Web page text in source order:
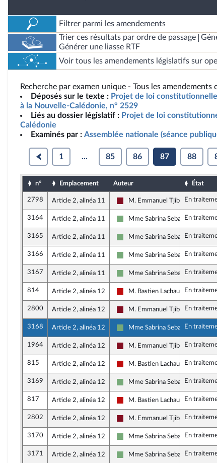
Filtrer parmi les amendements
Trier ces résultats par ordre de passage
Générer une liasse RTF
Voir tous les amendements législatifs sur
Recherche par examen unique - Tous les amendements
Déposés sur le texte : Projet de loi
à la Nouvelle-Calédonie, n° 2529
Liés au dossier législatif : Projet de loi
Calédonie
Examinés par : Assemblée nationale (séance
1 ... 85 86 87 88
n° Emplacement Auteur État
2798 Article 2, alinéa 11
Gauche Démocrate et
M. Emmanuel TjibaouEn
3164 Article 2, alinéa 11
Écologiste et Social
Mme Sabrina SebaihiEn
3165 Article 2, alinéa 11
Écologiste et Social
Mme Sabrina SebaihiEn
3166 Article 2, alinéa 11
Écologiste et Social
Mme Sabrina SebaihiEn
3167 Article 2, alinéa 11
Écologiste et Social
Mme Sabrina SebaihiEn
814 Article 2, alinéa 12
La France insoumise - Nouveau
M. Bastien Lachaud En
2800 Article 2, alinéa 12
Gauche Démocrate et
M. Emmanuel TjibaouEn
3168 Article 2, alinéa 12
Écologiste et Social
Mme Sabrina SebaihiEn
1964 Article 2, alinéa 12
Gauche Démocrate et
M. Emmanuel TjibaouEn
815 Article 2, alinéa 12
La France insoumise - Nouveau
M. Bastien Lachaud En
3169 Article 2, alinéa 12
Écologiste et Social
Mme Sabrina SebaihiEn
817 Article 2, alinéa 12
La France insoumise - Nouveau
M. Bastien Lachaud En
2802 Article 2, alinéa 12
Gauche Démocrate et
M. Emmanuel TjibaouEn
3170 Article 2, alinéa 12
Écologiste et Social
Mme Sabrina SebaihiEn
3171 Article 2, alinéa 12
Écologiste et Social
Mme Sabrina SebaihiEn